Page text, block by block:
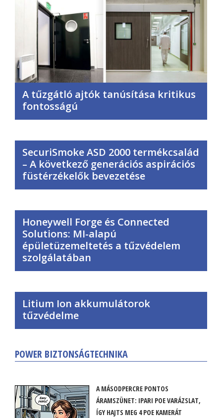
A tűzgátló ajtók tanúsítása kritikus
fontosságú
SecuriSmoke ASD 2000 termékcsalád
– A következő generációs aspirációs
füstérzékelők bevezetése
Honeywell Forge és Connected
Solutions: MI-alapú
épületüzemeltetés a tűzvédelem
szolgálatában
Litium Ion akkumulátorok
tűzvédelme
POWER BIZTONSÁGTECHNIKA
A MÁSODPERCRE PONTOS
ÁRAMSZÜNET: IPARI POE VARÁZSLAT,
ÍGY HAJTS MEG 4 POE KAMERÁT